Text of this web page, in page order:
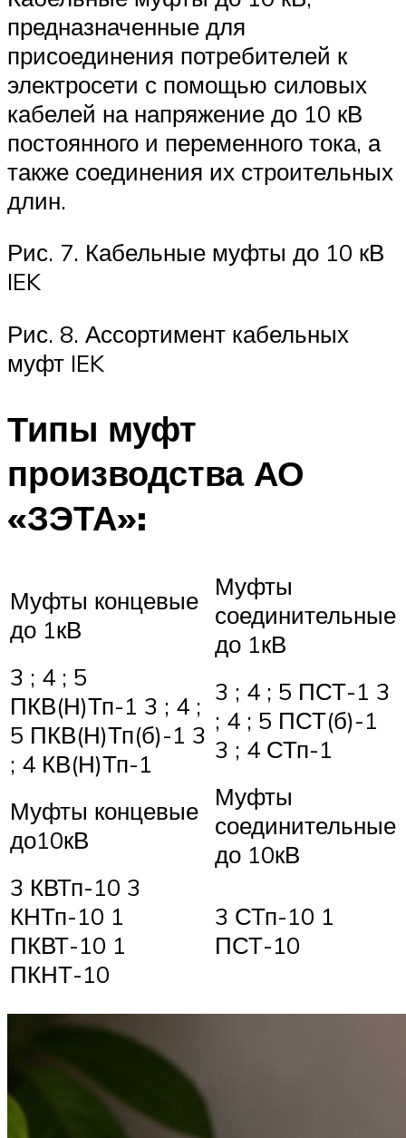
предназначенные для
присоединения потребителей к
электросети с помощью силовых
кабелей на напряжение до 10 кВ
постоянного и переменного тока, а
также соединения их строительных
длин.
Рис. 7. Кабельные муфты до 10 кВ
IEK
Рис. 8. Ассортимент кабельных
муфт IEK
Типы муфт
производства АО
«ЗЭТА»:
Муфты концевые
до 1кВ
Муфты
соединительные
до 1кВ
3 ; 4 ; 5
ПКВ(Н)Тп-1 3 ; 4 ;
5 ПКВ(Н)Тп(б)-1 3
; 4 КВ(Н)Тп-1
3 ; 4 ; 5 ПСТ-1 3
; 4 ; 5 ПСТ(б)-1
3 ; 4 СТп-1
Муфты концевые
до10кВ
Муфты
соединительные
до 10кВ
3 КВТп-10 3
КНТп-10 1
ПКВТ-10 1
ПКНТ-10
3 СТп-10 1
ПСТ-10